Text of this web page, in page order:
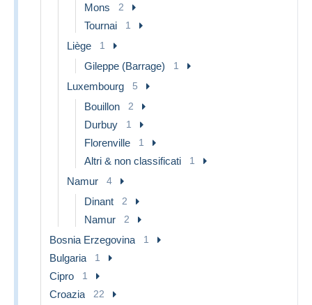
Mons 2
Tournai 1
Liège 1
Gileppe (Barrage) 1
Luxembourg 5
Bouillon 2
Durbuy 1
Florenville 1
Altri & non classificati 1
Namur 4
Dinant 2
Namur 2
Bosnia Erzegovina 1
Bulgaria 1
Cipro 1
Croazia 22